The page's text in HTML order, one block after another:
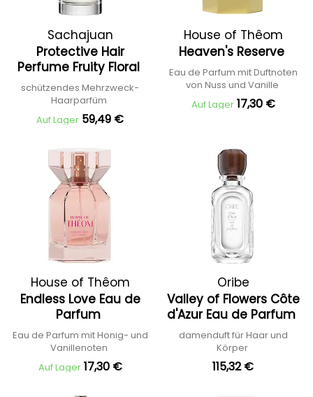
Sachajuan
Protective Hair
Perfume Fruity Floral
schützendes Mehrzweck-
Haarparfüm
Auf Lager 59,49 €
House of Thêom
Heaven's Reserve
Eau de Parfum mit Duftnoten
von Nuss und Vanille
Auf Lager 17,30 €
House of Thêom
Endless Love Eau de
Parfum
Eau de Parfum mit Honig- und
Vanillenoten
Auf Lager 17,30 €
Oribe
Valley of Flowers Côte
d'Azur Eau de Parfum
damenduft für Haar und
Körper
115,32 €